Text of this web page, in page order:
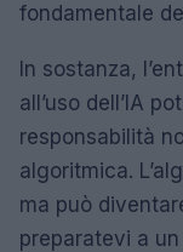
fondamentale
In sostanza,
all’uso dell’IA
responsabilità
algoritmica.
ma può
preparatevi a